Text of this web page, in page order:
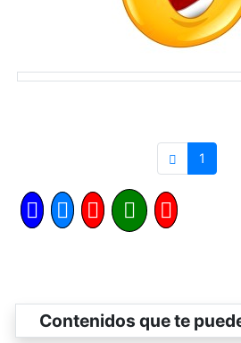
1
Contenidos que te